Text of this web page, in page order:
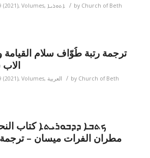
(2021), Volumes, ܐܬܘܪܝܐ / by Church of Beth
ترجمة رتبة طُوّاف سلام القيامة
(2021), Volumes, العربية / by Church of Beth
ܟܬܒܐ ܕܕܒܘܪܝܬܐ كتاب
مطران الفرات ميسان –